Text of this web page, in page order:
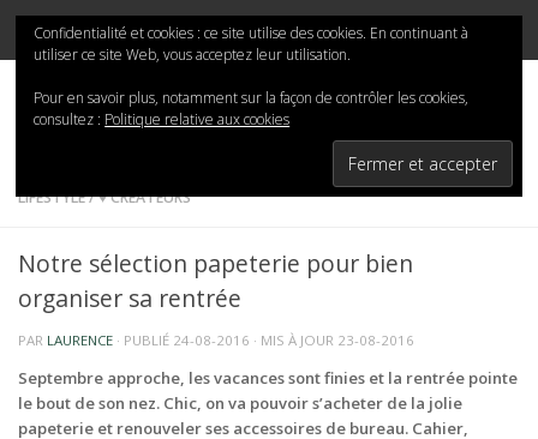
Skip to content
Mina-San
LIFESTYLE/♥ CRÉATEURS
Notre sélection papeterie pour bien
organiser sa rentrée
PAR LAURENCE · PUBLIÉ 24-08-2016 · MIS À JOUR 23-08-2016
Septembre approche, les vacances sont finies et la rentrée pointe
le bout de son nez. Chic, on va pouvoir s’acheter de la jolie
papeterie et renouveler ses accessoires de bureau. Cahier,
Confidentialité et cookies : ce site utilise des cookies. En continuant à
utiliser ce site Web, vous acceptez leur utilisation.
Pour en savoir plus, notamment sur la façon de contrôler les cookies,
consultez : Politique relative aux cookies